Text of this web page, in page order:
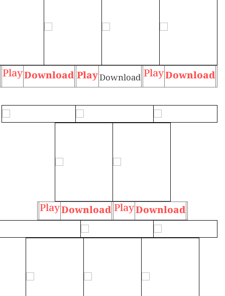
PlayDownload PlayDownload PlayDownload
PlayDownload PlayDownload